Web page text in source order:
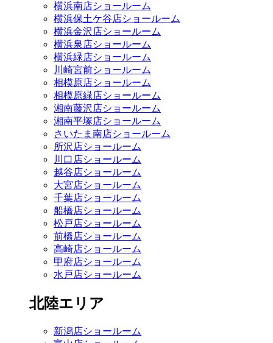
横浜南店ショールーム
横浜保土ケ谷店ショールーム
横浜金沢店ショールーム
横浜泉店ショールーム
横浜緑店ショールーム
川崎宮前ショールーム
相模原店ショールーム
相模原緑店ショールーム
湘南藤沢店ショールーム
湘南平塚店ショールーム
さいたま南店ショールーム
所沢店ショールーム
川口店ショールーム
越谷店ショールーム
大宮店ショールーム
千葉店ショールーム
船橋店ショールーム
松戸店ショールーム
前橋店ショールーム
高崎店ショールーム
甲府店ショールーム
水戸店ショールーム
北陸エリア
新潟店ショールーム